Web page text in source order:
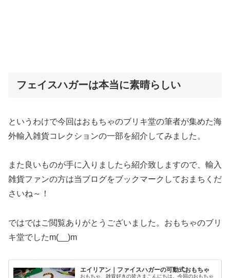
フェイスハガーは本当に素晴らしい
というわけで今回はおもちゃのブリキ堂の筆者が集めた海
外輸入雑貨コレクションの一部を紹介してみました。
また良いものが手に入りましたら紹介致しますので、輸入
雑貨ファンの方は当ブログをブックマークしておまちくだ
さいね～！
ではではご閲覧ありがとうございました。おもちゃのブリ
キ堂でしたm(__)m
エイリアン｜ファイスハガーの可動式おもちゃ
おもちゃ、雑貨好きの皆さまこんにちは。今回のおもちゃ